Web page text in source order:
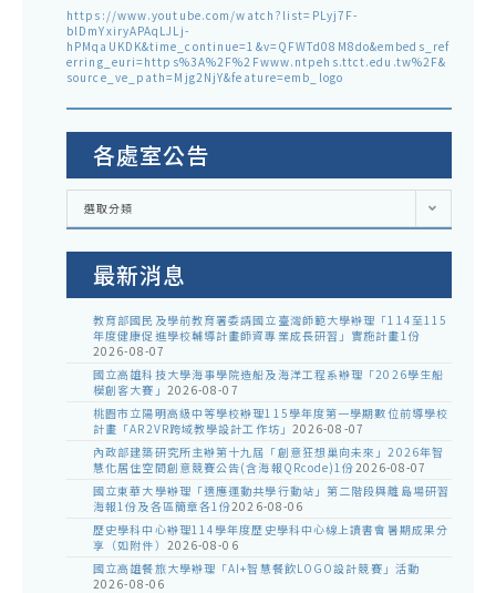
https://www.youtube.com/watch?list=PLyj7F-
blDmYxiryAPAqLJLj-
hPMqaUKDK&time_continue=1&v=QFWTd08M8do&embeds_ref
erring_euri=https%3A%2F%2Fwww.ntpehs.ttct.edu.tw%2F&
source_ve_path=Mjg2NjY&feature=emb_logo
各處室公告
各
室
告
選取分類
最新消息
教育部國民及學前教育署委請國立臺灣師範大學辦理「114至115
年度健康促進學校輔導計畫師資專業成長研習」實施計畫1份
2026-08-07
國立高雄科技大學海事學院造船及海洋工程系辦理「2026學生船
模創客大賽」 2026-08-07
桃園市立陽明高級中等學校辦理115學年度第一學期數位前導學校
計畫「AR2VR跨域教學設計工作坊」 2026-08-07
內政部建築研究所主辦第十九屆「創意狂想巢向未來」2026年智
慧化居住空間創意競賽公告(含海報QRcode)1份2026-08-07
國立東華大學辦理「適應運動共學行動站」第二階段與離島場研習
海報1份及各區簡章各1份2026-08-06
歷史學科中心辦理114學年度歷史學科中心線上讀書會暑期成果分
享（如附件） 2026-08-06
國立高雄餐旅大學辦理「AI+智慧餐飲LOGO設計競賽」活動
2026-08-06